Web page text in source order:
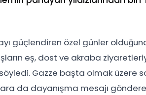
güçlendiren özel günler
eş, dost ve akraba
Gazze başta olmak üzere
da dayanışma mesajı